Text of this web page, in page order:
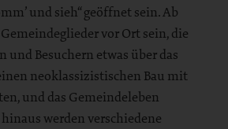
und sieh“ geöffnet sein. Ab
vor Ort sein, die
und Besuchern etwas über das
neoklassizistischen Bau mit
und das Gemeindeleben
werden verschiedene